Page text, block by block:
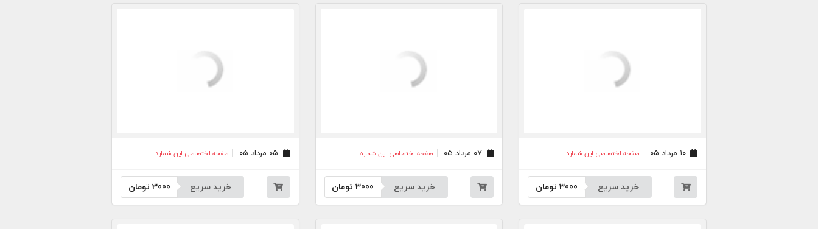
۱۰ مرداد ۰۵ صفحه اختصاصی این شماره
خرید سریع 3000 تومان
صفحه اختصاصی این شماره
خرید سریع 3000تومان
صفحه اختصاصی این شماره
خرید سریع 3000 تومان